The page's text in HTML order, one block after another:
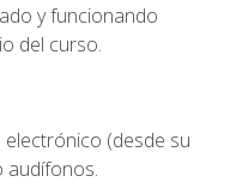
y funcionando
del curso.
(desde su
audífonos.